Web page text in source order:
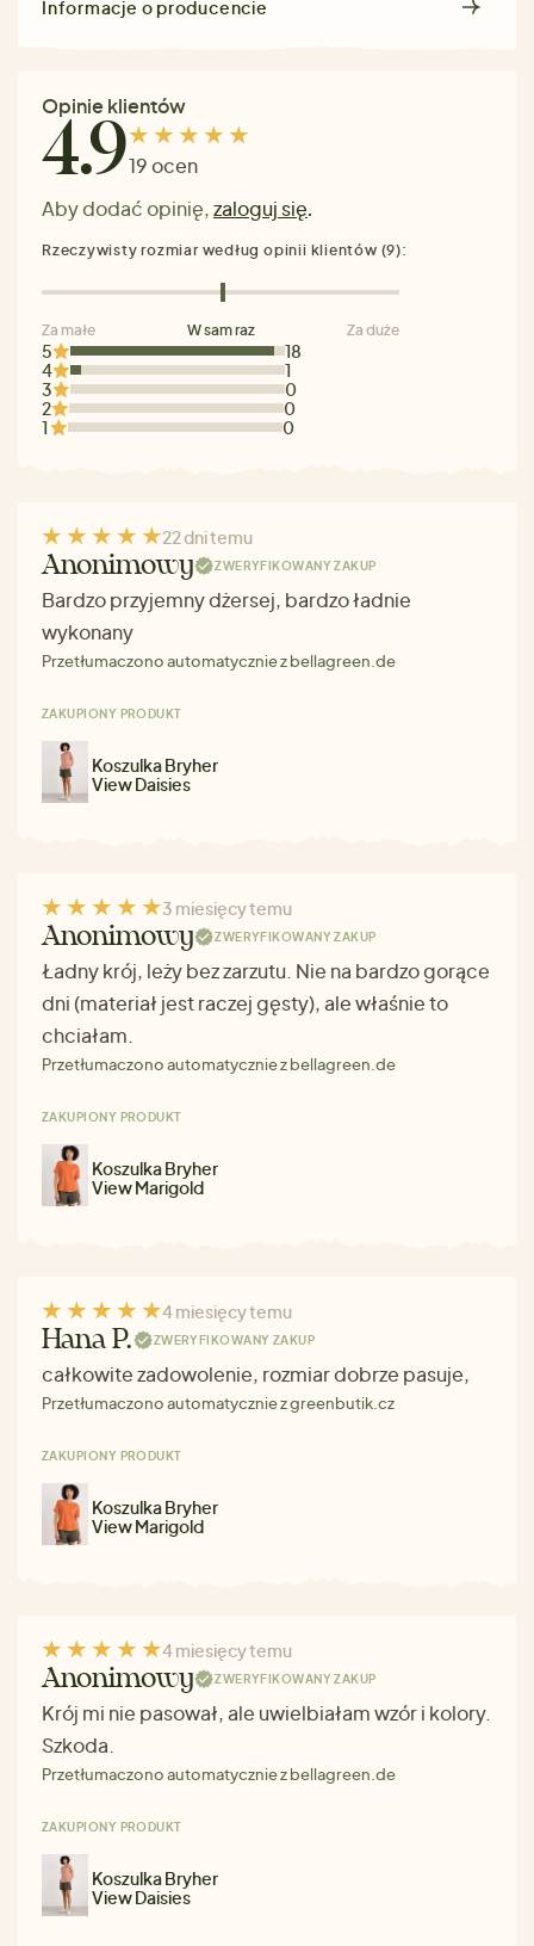
Informacje o producencie
Opinie klientów
4.919 ocen
Aby dodać opinię,zaloguj się.
5
18
4
1
3
0
2
0
1
0
Rzeczywisty rozmiar według opinii klientów (9):
Za małe W sam raz Za duże
22 dni temu
Anonimowy ZWERYFIKOWANY ZAKUP
Bardzo przyjemny dżersej, bardzo ładnie
wykonany
Przetłumaczono automatycznie z bellagreen.de
ZAKUPIONY PRODUKT
Koszulka Bryher
View Daisies
3 miesięcy temu
Anonimowy ZWERYFIKOWANY ZAKUP
Ładny krój, leży bez zarzutu. Nie na bardzo gorące
dni (materiał jest raczej gęsty), ale właśnie to
chciałam.
Przetłumaczono automatycznie z bellagreen.de
ZAKUPIONY PRODUKT
Koszulka Bryher
View Marigold
4 miesięcy temu
Hana P. ZWERYFIKOWANY ZAKUP
całkowite zadowolenie, rozmiar dobrze pasuje,
Przetłumaczono automatycznie z greenbutik.cz
ZAKUPIONY PRODUKT
Koszulka Bryher
View Marigold
4 miesięcy temu
Anonimowy ZWERYFIKOWANY ZAKUP
Krój mi nie pasował, ale uwielbiałam wzór i kolory.
Szkoda.
Przetłumaczono automatycznie z bellagreen.de
ZAKUPIONY PRODUKT
Koszulka Bryher
View Daisies